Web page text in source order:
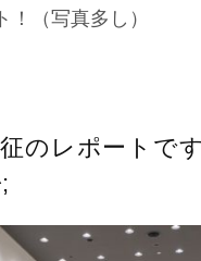
（写真多し）
のレポートで